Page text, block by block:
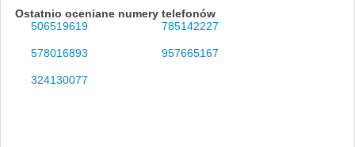
Ostatnio oceniane numery telefonów
506519619
785142227
578016893 957665167
324130077